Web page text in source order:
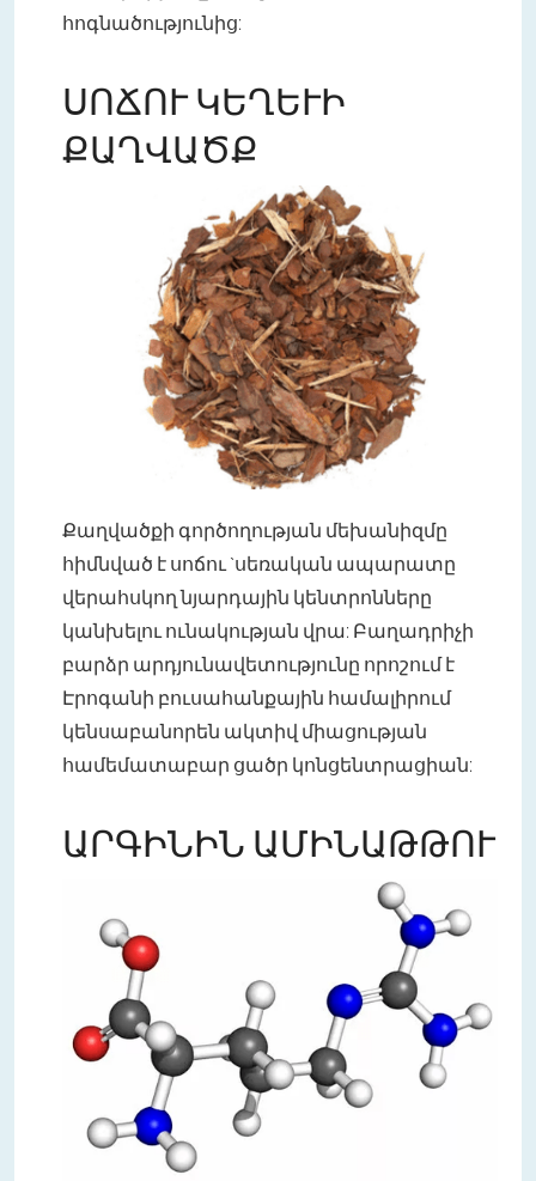
հոգնածությունից:
ՍՈՃՈՒ ԿԵՂԵՒԻ
ՔԱՂՎԱԾՔ
Քաղվածքի գործողության մեխանիզմը
հիմնված է սոճու `սեռական ապարատը
վերահսկող նյարդային կենտրոնները
կանխելու ունակության վրա: Բաղադրիչի
բարձր արդյունավետությունը որոշում է
Էրոգանի բուսահանքային համալիրում
կենսաբանորեն ակտիվ միացության
համեմատաբար ցածր կոնցենտրացիան:
ԱՐԳԻՆԻՆ ԱՄԻՆԱԹԹՈՒ